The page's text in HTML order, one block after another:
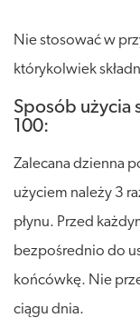
Nie stosować w
którykolwiek
Sposób użycia
100:
Zalecana dzienna
użyciem należy 3
płynu. Przed
bezpośrednio do
końcówkę. Nie
ciągu dnia.